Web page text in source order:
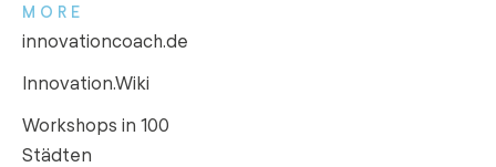
MORE
innovationcoach.de
Innovation.Wiki
Workshops in 100
Städten